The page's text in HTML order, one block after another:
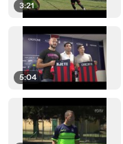
3:21
5:04